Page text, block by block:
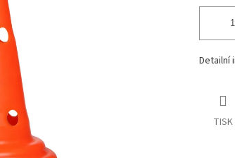
Detailní
TISK